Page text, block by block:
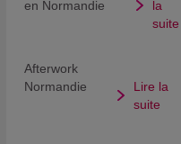
en Normandie
la
suite
Afterwork
Normandie
Lire la
suite